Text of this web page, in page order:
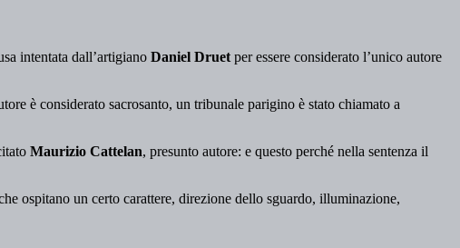
intentata dall’artigiano Daniel Druet per essere considerato l’unico autore
è considerato sacrosanto, un tribunale parigino è stato chiamato a
Maurizio Cattelan, presunto autore: e questo perché nella sentenza il
ospitano un certo carattere, direzione dello sguardo, illuminazione,